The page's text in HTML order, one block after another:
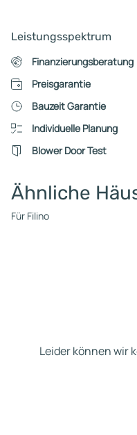
Leistungsspektrum
Finanzierungsberatung
Preisgarantie
Bauzeit Garantie
Individuelle Planung
Blower Door Test
Ähnliche
Für Filino
Leider können wir